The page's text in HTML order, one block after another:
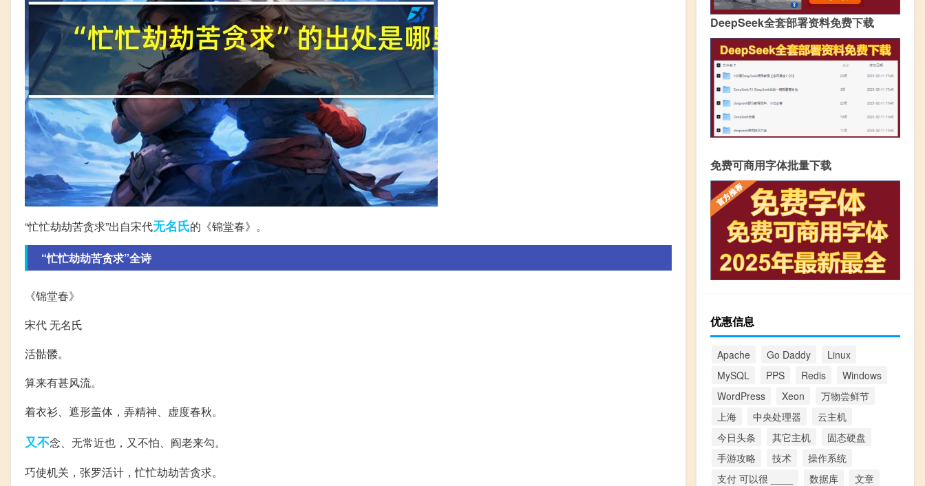
“忙忙劫劫苦贪求”出自宋代无名氏的《锦堂春》。
“忙忙劫劫苦贪求”全诗
《锦堂春》
宋代 无名氏
活骷髅。
算来有甚风流。
着衣衫、遮形盖体，弄精神、虚度春秋。
又不念、无常近也，又不怕、阎老来勾。
巧使机关，张罗活计，忙忙劫劫苦贪求。
DeepSeek全套部署资料免费下载
免费可商用字体批量下载
优惠信息
Apache Go Daddy
Linux
MySQL
PPS Redis
Windows
WordPress
Xeon
万物尝鲜节
上海
中央处理器
云主机
今日头条
其它主机
固态硬盘
手游攻略
技术
操作系统
支付 可以很 ____
数据库
文章